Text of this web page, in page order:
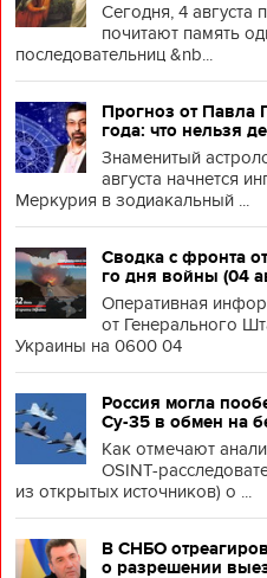
Сегодня, 4 августа
почитают память
последовательниц &nb...
Прогноз от Павла
года: что нельзя
Знаменитый
августа начнется
Меркурия в зодиакальный ...
Сводка с фронта
го дня войны (04
Оперативная
от Генерального
Украины на 0600 04
Россия могла
Су-35 в обмен на
Как отмечают
OSINT-
из открытых источников) о ...
В СНБО
о разрешении